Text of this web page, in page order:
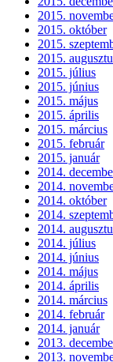
2015.
2015. október
2015.
2015.
2015. július
2015. június
2015. május
2015. április
2015. március
2015. február
2015. január
2014.
2014.
2014. október
2014.
2014.
2014. július
2014. június
2014. május
2014. április
2014. március
2014. február
2014. január
2013.
2013.